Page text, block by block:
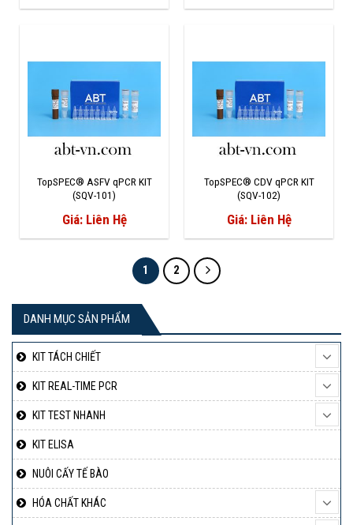
TopSPEC® ASFV qPCR KIT
(SQV-101)
Giá: Liên Hệ
TopSPEC® CDV qPCR KIT
(SQV-102)
Giá: Liên Hệ
1 2
DANH MỤC SẢN PHẨM
KIT TÁCH CHIẾT
KIT REAL-TIME PCR
KIT TEST NHANH
KIT ELISA
NUÔI CẤY TẾ BÀO
HÓA CHẤT KHÁC